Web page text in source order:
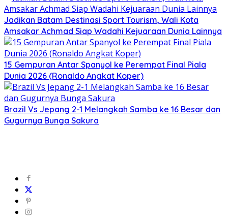
Jadikan Batam Destinasi Sport Tourism, Wali Kota
Amsakar Achmad Siap Wadahi Kejuaraan Dunia Lainnya
15 Gempuran Antar Spanyol ke Perempat Final Piala
Dunia 2026 (Ronaldo Angkat Koper)
Brazil Vs Jepang 2-1 Melangkah Samba ke 16 Besar dan
Gugurnya Bunga Sakura